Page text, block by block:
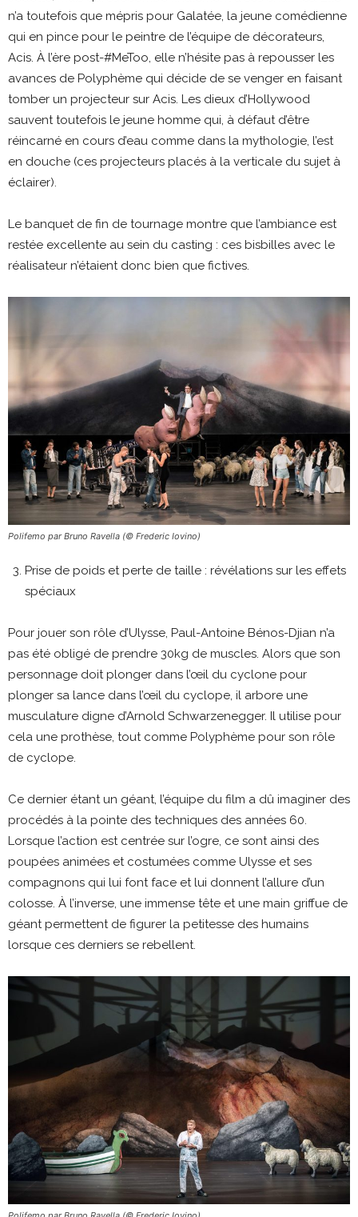
n’a toutefois que mépris pour Galatée, la jeune comédienne
qui en pince pour le peintre de l’équipe de décorateurs,
Acis. À l’ère post-#MeToo, elle n’hésite pas à repousser les
avances de Polyphème qui décide de se venger en faisant
tomber un projecteur sur Acis. Les dieux d’Hollywood
sauvent toutefois le jeune homme qui, à défaut d’être
réincarné en cours d’eau comme dans la mythologie, l’est
en douche (ces projecteurs placés à la verticale du sujet à
éclairer).
Le banquet de fin de tournage montre que l’ambiance est
restée excellente au sein du casting : ces bisbilles avec le
réalisateur n’étaient donc bien que fictives.
Polifemo par Bruno Ravella (© Frederic Iovino)
Prise de poids et perte de taille : révélations sur les effets
spéciaux
Pour jouer son rôle d’Ulysse, Paul-Antoine Bénos-Djian n’a
pas été obligé de prendre 30kg de muscles. Alors que son
personnage doit plonger dans l’œil du cyclone pour
plonger sa lance dans l’œil du cyclope, il arbore une
musculature digne d’Arnold Schwarzenegger. Il utilise pour
cela une prothèse, tout comme Polyphème pour son rôle
de cyclope.
Ce dernier étant un géant, l’équipe du film a dû imaginer des
procédés à la pointe des techniques des années 60.
Lorsque l’action est centrée sur l’ogre, ce sont ainsi des
poupées animées et costumées comme Ulysse et ses
compagnons qui lui font face et lui donnent l’allure d’un
colosse. À l’inverse, une immense tête et une main griffue de
géant permettent de figurer la petitesse des humains
lorsque ces derniers se rebellent.